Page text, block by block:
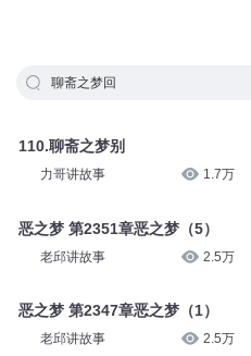
聊斋之梦回
110.聊斋之梦别
力哥讲故事 1.7万
恶之梦 第2351章恶之梦（5）
老邱讲故事 2.5万
恶之梦 第2347章恶之梦（1）
老邱讲故事 2.5万